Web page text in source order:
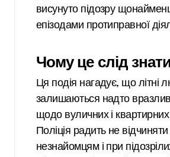
висунуто підозру
епізодами протиправної
Чому це слід
Ця подія нагадує, що літні
залишаються надто
щодо вуличних і квартирних
Поліція радить не відчиняти
незнайомцям і при